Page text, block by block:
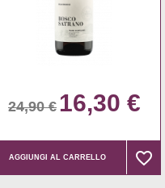
24,90 € 16,30 €
AGGIUNGI AL CARRELLO favorite_border
favorite_border